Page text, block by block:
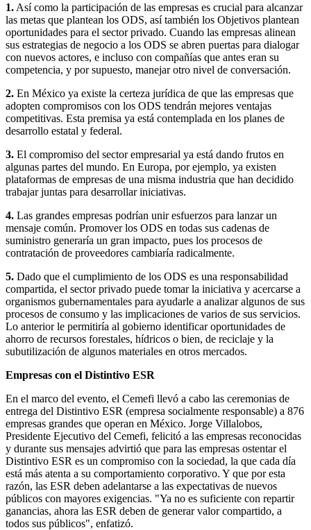
1. Así como la participación de las empresas es crucial para alcanzar
las metas que plantean los ODS, así también los Objetivos plantean
oportunidades para el sector privado. Cuando las empresas alinean
sus estrategias de negocio a los ODS se abren puertas para dialogar
con nuevos actores, e incluso con compañías que antes eran su
competencia, y por supuesto, manejar otro nivel de conversación.
2. En México ya existe la certeza jurídica de que las empresas que
adopten compromisos con los ODS tendrán mejores ventajas
competitivas. Esta premisa ya está contemplada en los planes de
desarrollo estatal y federal.
3. El compromiso del sector empresarial ya está dando frutos en
algunas partes del mundo. En Europa, por ejemplo, ya existen
plataformas de empresas de una misma industria que han decidido
trabajar juntas para desarrollar iniciativas.
4. Las grandes empresas podrían unir esfuerzos para lanzar un
mensaje común. Promover los ODS en todas sus cadenas de
suministro generaría un gran impacto, pues los procesos de
contratación de proveedores cambiaría radicalmente.
5. Dado que el cumplimiento de los ODS es una responsabilidad
compartida, el sector privado puede tomar la iniciativa y acercarse a
organismos gubernamentales para ayudarle a analizar algunos de sus
procesos de consumo y las implicaciones de varios de sus servicios.
Lo anterior le permitiría al gobierno identificar oportunidades de
ahorro de recursos forestales, hídricos o bien, de reciclaje y la
subutilización de algunos materiales en otros mercados.
Empresas con el Distintivo ESR
En el marco del evento, el Cemefi llevó a cabo las ceremonias de
entrega del Distintivo ESR (empresa socialmente responsable) a 876
empresas grandes que operan en México. Jorge Villalobos,
Presidente Ejecutivo del Cemefi, felicitó a las empresas reconocidas
y durante sus mensajes advirtió que para las empresas ostentar el
Distintivo ESR es un compromiso con la sociedad, la que cada día
está más atenta a su comportamiento corporativo. Y que por esta
razón, las ESR deben adelantarse a las expectativas de nuevos
públicos con mayores exigencias. "Ya no es suficiente con repartir
ganancias, ahora las ESR deben de generar valor compartido, a
todos sus públicos", enfatizó.